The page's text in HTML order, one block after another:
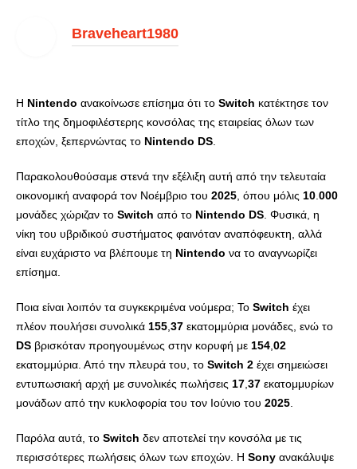
Braveheart1980
Η Nintendo ανακοίνωσε επίσημα ότι το Switch κατέκτησε τον
τίτλο της δημοφιλέστερης κονσόλας της εταιρείας όλων των
εποχών, ξεπερνώντας το Nintendo DS
Παρακολουθούσαμε στενά την εξέλιξη αυτή από την τελευταία
οικονομική αναφορά τον Νοέμβριο του 2025 , όπου μόλις 10 000
μονάδες χώριζαν το Switch από το Nintendo DS . Φυσικά, η
νίκη του υβριδικού συστήματος φαινόταν αναπόφευκτη, αλλά
είναι ευχάριστο να βλέπουμε τη Nintendo να το αναγνωρίζει
επίσημα.
Ποια είναι λοιπόν τα συγκεκριμένα νούμερα; Το Switch έχει
πλέον πουλήσει συνολικά 155 37 εκατομμύρια μονάδες, ενώ το
DS βρισκόταν προηγουμένως στην κορυφή με 154 02
εκατομμύρια. Από την πλευρά του, το Switch 2 έχει σημειώσει
εντυπωσιακή αρχή με συνολικές πωλήσεις 17 37 εκατομμυρίων
μονάδων από την κυκλοφορία του τον Ιούνιο του 2025
Παρόλα αυτά, το Switch δεν αποτελεί την κονσόλα με τις
περισσότερες πωλήσεις όλων των εποχών. Η Sony ανακάλυψε